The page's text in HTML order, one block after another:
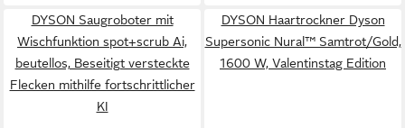
DYSON Saugroboter mit
Wischfunktion spot+scrub Ai,
beutellos, Beseitigt versteckte
Flecken mithilfe fortschrittlicher
KI
DYSON Haartrockner Dyson
Supersonic Nural™ Samtrot/Gold,
1600 W, Valentinstag Edition